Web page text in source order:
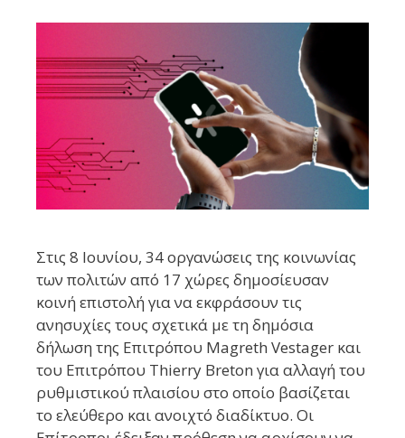
Στις 8 Ιουνίου, 34 οργανώσεις της κοινωνίας
των πολιτών από 17 χώρες δημοσίευσαν
κοινή επιστολή για να εκφράσουν τις
ανησυχίες τους σχετικά με τη δημόσια
δήλωση της Επιτρόπου Magreth Vestager και
του Επιτρόπου Thierry Breton για αλλαγή του
ρυθμιστικού πλαισίου στο οποίο βασίζεται
το ελεύθερο και ανοιχτό διαδίκτυο. Οι